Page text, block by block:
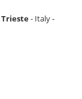
Trieste- Italy -